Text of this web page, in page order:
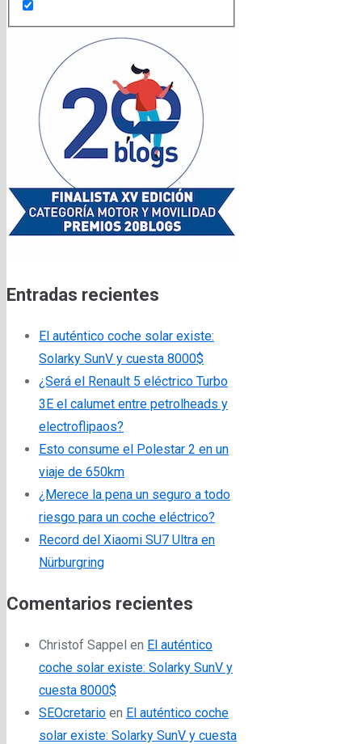
Entradas recientes
El auténtico coche solar existe:
Solarky SunV y cuesta 8000$
¿Será el Renault 5 eléctrico Turbo
3E el calumet entre petrolheads y
electroflipaos?
Esto consume el Polestar 2 en un
viaje de 650km
¿Merece la pena un seguro a todo
riesgo para un coche eléctrico?
Record del Xiaomi SU7 Ultra en
Nürburgring
Comentarios recientes
Christof Sappel en El auténtico
coche solar existe: Solarky SunV y
cuesta 8000$
SEOcretario en El auténtico coche
solar existe: Solarky SunV y cuesta